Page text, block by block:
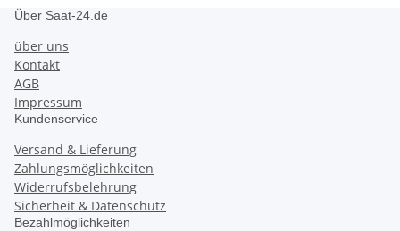
Über Saat-24.de
über uns
Kontakt
AGB
Impressum
Kundenservice
Versand & Lieferung
Zahlungsmöglichkeiten
Widerrufsbelehrung
Sicherheit & Datenschutz
Bezahlmöglichkeiten